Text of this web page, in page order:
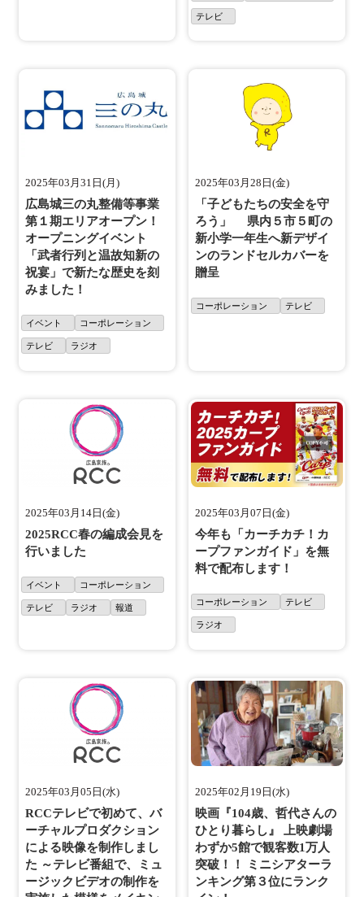
テレビ
2025年03月31日(月)
広島城三の丸整備等事業
第１期エリアオープン！
オープニングイベント
「武者行列と温故知新の
祝宴」で新たな歴史を刻
みました！
イベント コーポレーション
テレビ ラジオ
2025年03月28日(金)
「子どもたちの安全を守
ろう」 県内５市５町の
新小学一年生へ新デザイ
ンのランドセルカバーを
贈呈
コーポレーション テレビ
2025年03月14日(金)
2025RCC春の編成会見を
行いました
イベント コーポレーション
テレビ ラジオ 報道
2025年03月07日(金)
今年も「カーチカチ！カ
ープファンガイド」を無
料で配布します！
コーポレーション テレビ
ラジオ
2025年03月05日(水)
RCCテレビで初めて、バ
ーチャルプロダクション
による映像を制作しまし
た ～テレビ番組で、ミュ
ージックビデオの制作を
2025年02月19日(水)
映画『104歳、哲代さんの
ひとり暮らし』 上映劇場
わずか5館で観客数1万人
突破！！ ミニシアターラ
ンキング第３位にランク